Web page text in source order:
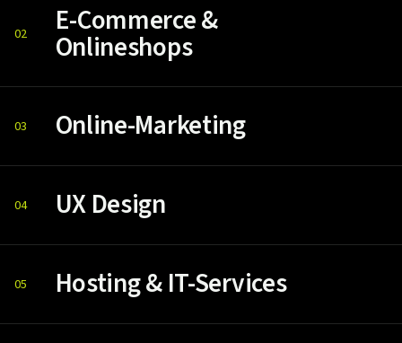
02 E-Commerce &
Onlineshops
03 Online-Marketing
04 UX Design
05 Hosting & IT-Services